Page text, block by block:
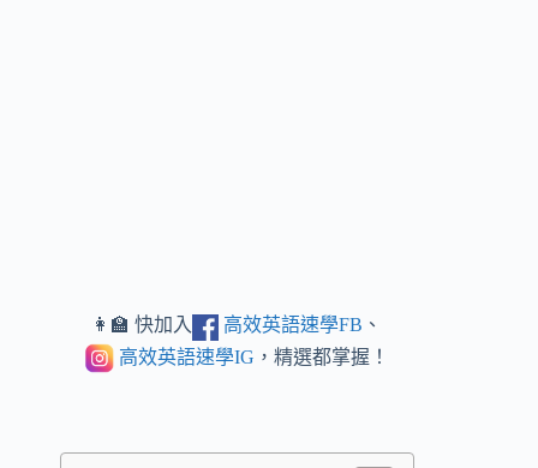
👩‍🏫 快加入 高效英語速學FB 、
高效英語速學IG ，精選都掌握！